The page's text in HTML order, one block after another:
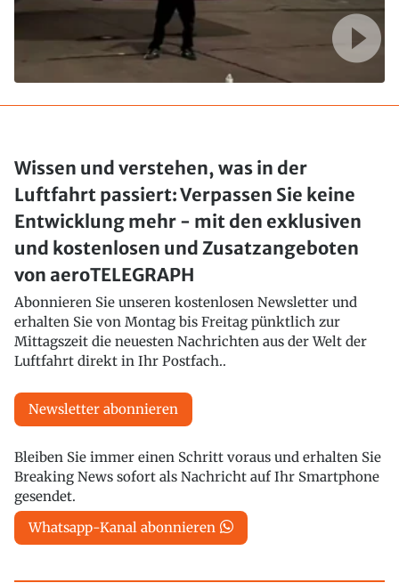
Wissen und verstehen, was in der
Luftfahrt passiert: Verpassen Sie keine
Entwicklung mehr - mit den exklusiven
und kostenlosen und Zusatzangeboten
von aeroTELEGRAPH
Abonnieren Sie unseren kostenlosen Newsletter und
erhalten Sie von Montag bis Freitag pünktlich zur
Mittagszeit die neuesten Nachrichten aus der Welt der
Luftfahrt direkt in Ihr Postfach..
Newsletter abonnieren
Bleiben Sie immer einen Schritt voraus und erhalten Sie
Breaking News sofort als Nachricht auf Ihr Smartphone
gesendet.
Whatsapp-Kanal abonnieren